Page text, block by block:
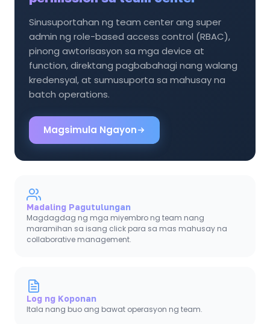
Sinusuportahan ng team center ang super
admin ng role-based access control (RBAC),
pinong awtorisasyon sa mga device at
function, direktang pagbabahagi nang walang
kredensyal, at sumusuporta sa mahusay na
batch operations.
Magsimula Ngayon
Madaling Pagutulungan
Magdagdag ng mga miyembro ng team nang
maramihan sa isang click para sa mas mahusay na
collaborative management.
Log ng Koponan
Itala nang buo ang bawat operasyon ng team.